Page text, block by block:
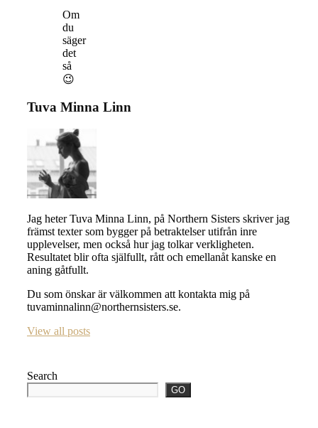
Om
du
säger
det
så
😉
Tuva Minna Linn
Jag heter Tuva Minna Linn, på Northern Sisters skriver jag
främst texter som bygger på betraktelser utifrån inre
upplevelser, men också hur jag tolkar verkligheten.
Resultatet blir ofta själfullt, rått och emellanåt kanske en
aning gåtfullt.
Du som önskar är välkommen att kontakta mig på
tuvaminnalinn@northernsisters.se.
View all posts
Search
GO